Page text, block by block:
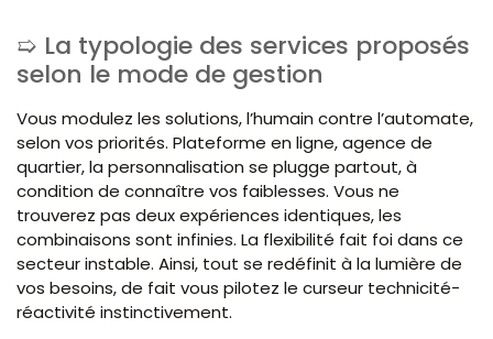
La typologie des services proposés
selon le mode de gestion
Vous modulez les solutions, l’humain contre l’automate,
selon vos priorités. Plateforme en ligne, agence de
quartier, la personnalisation se plugge partout, à
condition de connaître vos faiblesses. Vous ne
trouverez pas deux expériences identiques, les
combinaisons sont infinies. La flexibilité fait foi dans ce
secteur instable. Ainsi, tout se redéfinit à la lumière de
vos besoins, de fait vous pilotez le curseur technicité-
réactivité instinctivement.